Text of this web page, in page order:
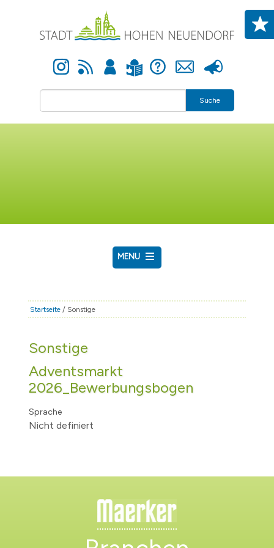
Instagram Newsfeed Anmelden Leichte Sprache Hilfe Kontakt Presse
Suche
MENU
RATHAUS & POLITIK
TOURISMUS
BAUEN & WIRTSCHAFT
Startseite / Sonstige
Sonstige
Adventsmarkt
2026_Bewerbungsbogen
Sprache
Nicht definiert